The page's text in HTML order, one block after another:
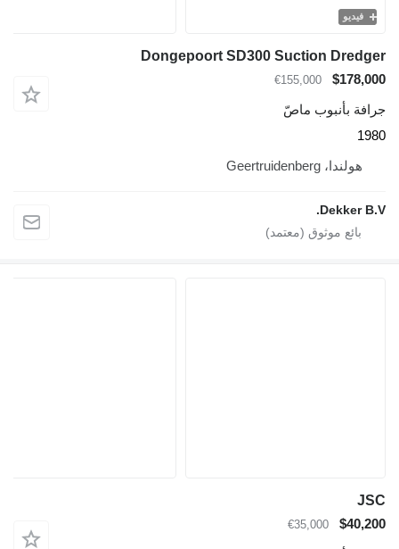
فيديو
Dongepoort SD300 Suction Dredger
$178,000
€155,000
جرافة بأنبوب ماصّ
1980
هولندا، Geertruidenberg
Dekker B.V.
JSC
$40,200
€35,000